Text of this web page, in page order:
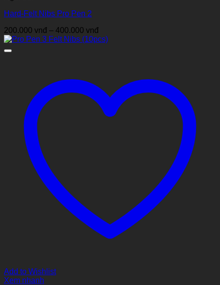
Hard-Felt Nibs Pro Pen 2
200.000 vnđ – 400.000 vnđKhoảng
giá:
Add to Wishlist
Xem nhanh